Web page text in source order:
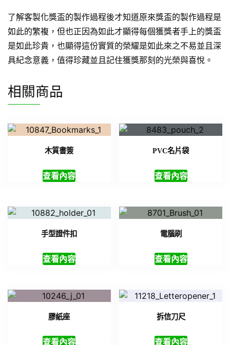
了解客製化獎盃的製作過程後才知道原來獎盃的製作過程是
如此的繁複，但也正因為如此才顯得每個獲獎者手上的獎盃
是如此珍貴，也顯得這份實質的榮耀是如此來之不易並且深
具紀念意義，值得珍藏並且記住獲獎那刻的光榮與喜悅。
相關商品
木質書簽
查看內容
PVC名片袋
查看內容
手型證件扣
查看內容
電腦刷
查看內容
膠紙座
查看內容
拆信刀尺
查看內容